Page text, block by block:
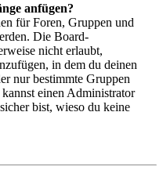
anfügen?
für Foren, Gruppen und
Die Board-
nicht erlaubt,
in dem du deinen
nur bestimmte Gruppen
einen Administrator
bist, wieso du keine